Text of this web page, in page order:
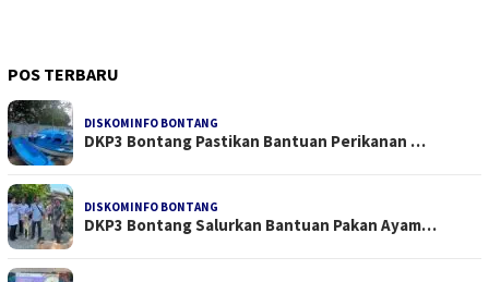
POS TERBARU
DISKOMINFO BONTANG
DKP3 Bontang Pastikan Bantuan Perikanan …
DISKOMINFO BONTANG
DKP3 Bontang Salurkan Bantuan Pakan Ayam…